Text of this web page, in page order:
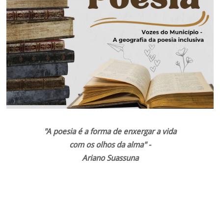
"A poesia é a forma de enxergar a vida
com os olhos da alma" -
Ariano Suassuna